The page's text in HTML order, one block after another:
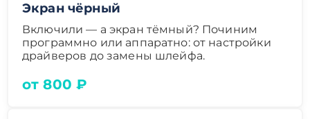
Экран чёрный
Включили — а экран тёмный? Починим
программно или аппаратно: от настройки
драйверов до замены шлейфа.
от 800 ₽